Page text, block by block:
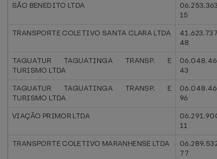
SÃO BENEDITO LTDA
15
TRANSPORTE COLETIVO SANTA CLARA LTDA
48
TAGUATUR TAGUATINGA TRANSP. E
TURISMO LTDA
43
TAGUATUR TAGUATINGA TRANSP. E
TURISMO LTDA
96
VIAÇÃO PRIMOR LTDA
11
TRANSPORTE COLETIVO MARANHENSE LTDA
77